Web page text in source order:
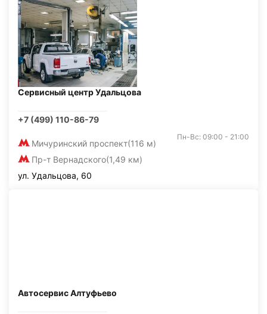
Сервисный центр Удальцова
+7 (499) 110-86-79
Мичуринский проспект(116 м)
Пр-т Вернадского(1,49 км)
Пн-Вс: 09:00 - 21:00
ул. Удальцова, 60
Автосервис Алтуфьево